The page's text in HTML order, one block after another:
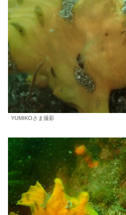
YUMIKOさま撮影